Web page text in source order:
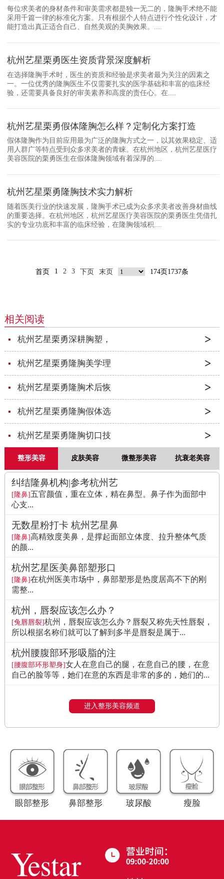
每位求美者的身材条件和审美需求都是独一无二的，隆胸手术绝不能
采用千篇一律的标准化方案。只有根据个人特点进行个性化设计，才
能打造出真正适合自己、自然美观的美胸效果。....
杭州艺星栗勇医生资质背景深度解析
在选择隆胸手术时，医生的资质和经验是求美者最为关注的因素之
一。一位优秀的隆胸医生不仅需要扎实的医学基础和丰富的临床经
验，还需要具备良好的审美素养和高度的责任心。在....
杭州艺星栗勇假体隆胸怎么样？定制化方案打造
假体隆胸作为目前应用最为广泛的隆胸方式之一，以其效果稳定、适
用人群广等特点受到众多求美者的青睐。在杭州地区，杭州艺星医疗
美容医院的栗勇医生在假体隆胸领域有着深厚的....
杭州艺星栗勇隆胸技术实力解析
随着医美行业的快速发展，隆胸手术已成为众多求美者改善身材曲线
的重要选择。在杭州地区，杭州艺星医疗美容医院的栗勇医生凭借扎
实的专业功底和丰富的临床经验，在隆胸领域积....
首页 1 2 3 下页 末页 174页1737条
相关阅读
杭州艺星栗勇深耕胸塑，
杭州艺星栗勇隆胸美学理
杭州艺星栗勇隆胸术后恢
杭州艺星栗勇隆胸假体选
杭州艺星栗勇隆胸切口技
整形美容 皮肤美容 微整形美容 抗衰老美容
纠结隆鼻机构|参考杭州艺
[隆鼻]五官颜值，重在立体，精在鼻型。鼻子作为面部中
心支...
无数星粉打卡 杭州艺星鼻
[隆鼻]高精致度美鼻，是撑起面部立体度、拉升整体气质
的颜...
杭州艺星医美鼻部塑形口
[隆鼻]在杭州医美市场中，鼻部塑形是热度居高不下的刚
需整...
杭州，唇裂应该怎么办？
[兔唇唇裂]杭州，唇裂应该怎么办？唇裂又称先天性唇裂，
所以根据名称们就可以了解到多半是唇裂是属于...
杭州腰腹部环形吸脂的注
[腰腹部环形塑身]女人在意自己的腿，在意自己的腰，在意
自己的脸等等，她们在意的东西是非常的多的，她们的...
进入整形美容频道
眼部整形 鼻部整形 玻尿酸 瘦脸